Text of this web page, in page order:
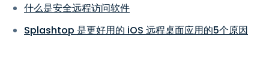
什么是安全远程访问软件
Splashtop 是更好用的 iOS 远程桌面应用的5个原因